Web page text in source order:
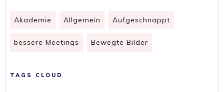
Akademie Allgemein Aufgeschnappt
bessere Meetings Bewegte Bilder
TAGS CLOUD